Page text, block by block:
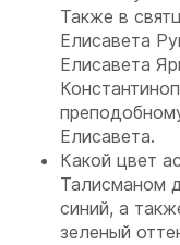
Также в
Елисавета
Елисавета
Елисавета.
Какой цвет
Талисманом
синий, а
зеленый